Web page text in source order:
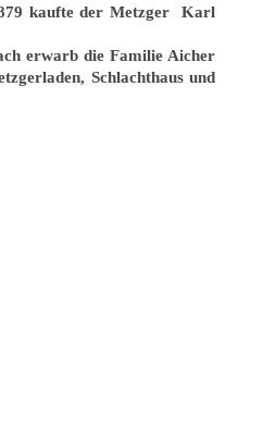
kaufte der Metzger Karl
erwarb die Familie Aicher
Schlachthaus und